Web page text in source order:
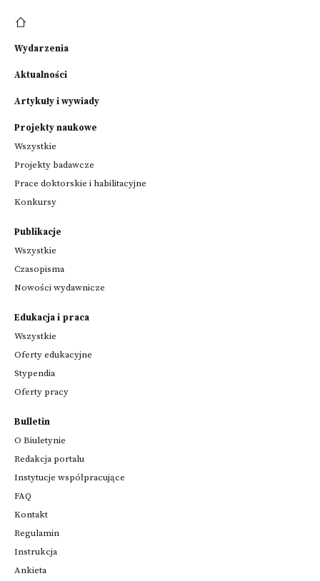
Wydarzenia
Aktualności
Artykuły i wywiady
Projekty naukowe
Wszystkie
Projekty badawcze
Prace doktorskie i habilitacyjne
Konkursy
Publikacje
Wszystkie
Czasopisma
Nowości wydawnicze
Edukacja i praca
Wszystkie
Oferty edukacyjne
Stypendia
Oferty pracy
Bulletin
O Biuletynie
Redakcja portalu
Instytucje współpracujące
FAQ
Kontakt
Regulamin
Instrukcja
Ankieta